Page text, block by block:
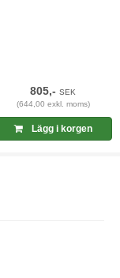
805,-SEK
(644,00 exkl. moms)
Lägg i korgen